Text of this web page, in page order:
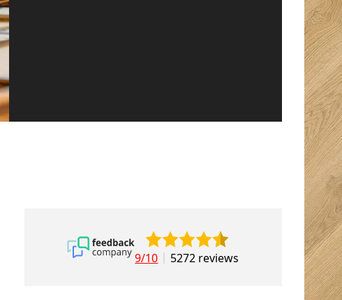
9/10 5272 reviews